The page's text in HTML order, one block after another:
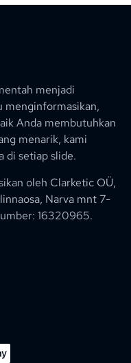
menjadi
menginformasikan,
Anda membutuhkan
menarik, kami
di setiap slide.
oleh Clarketic OÜ,
Narva mnt 7-
16320965.